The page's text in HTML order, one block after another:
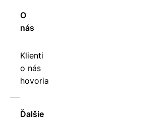
O
nás
Klienti
o nás
hovoria
Ďalšie